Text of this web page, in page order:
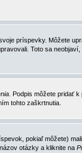
príspevky. Môžete
Toto sa
. Podpis môžete pridať
tohto zaškrtnutia.
pokiaľ môžete)
otázky a kliknite na